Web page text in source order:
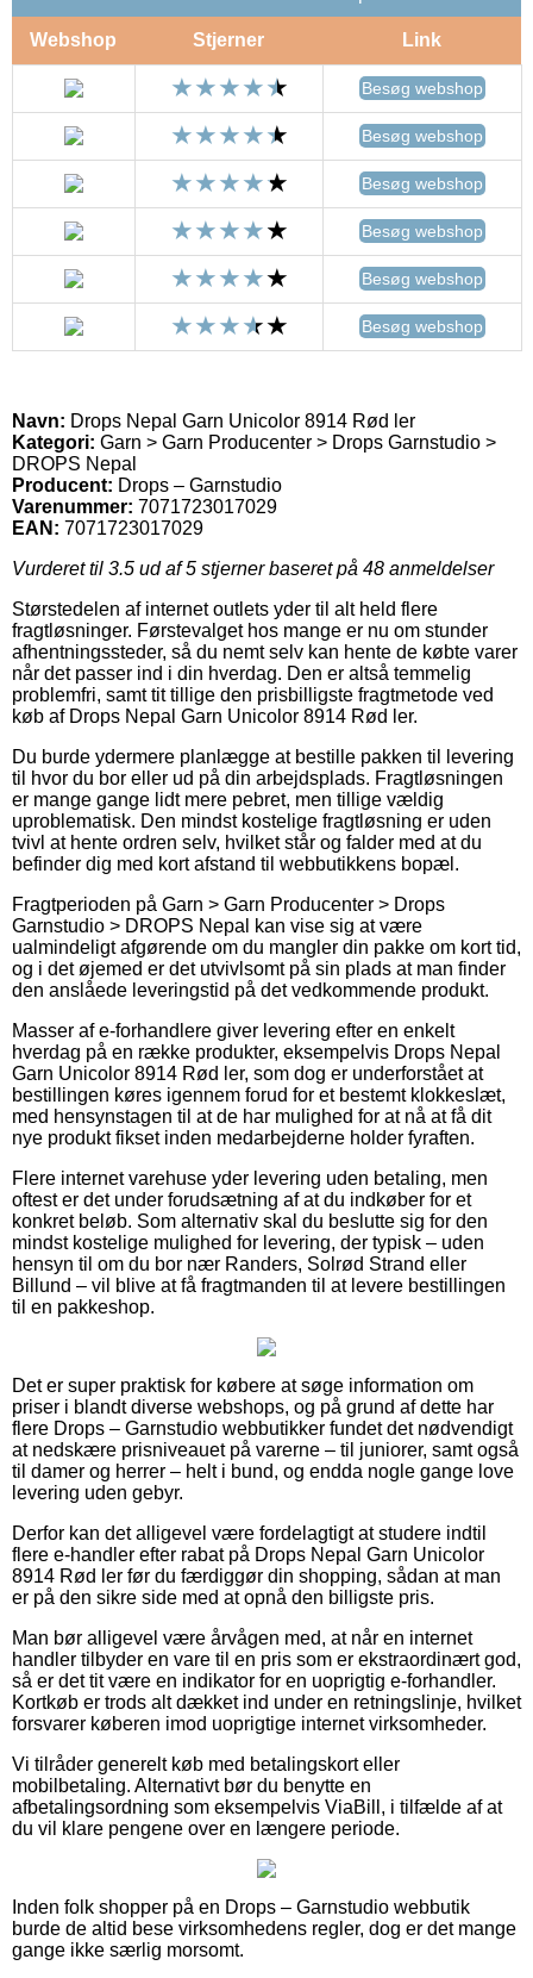
Webshop Stjerner Link
Besøg webshop
Besøg webshop
Besøg webshop
Besøg webshop
Besøg webshop
Besøg webshop
Navn: Drops Nepal Garn Unicolor 8914 Rød ler
Kategori: Garn > Garn Producenter > Drops Garnstudio >
DROPS Nepal
Producent: Drops – Garnstudio
Varenummer: 7071723017029
EAN: 7071723017029
Vurderet til 3.5 ud af 5 stjerner baseret på 48 anmeldelser
Størstedelen af internet outlets yder til alt held flere
fragtløsninger. Førstevalget hos mange er nu om stunder
afhentningssteder, så du nemt selv kan hente de købte varer
når det passer ind i din hverdag. Den er altså temmelig
problemfri, samt tit tillige den prisbilligste fragtmetode ved
køb af Drops Nepal Garn Unicolor 8914 Rød ler.
Du burde ydermere planlægge at bestille pakken til levering
til hvor du bor eller ud på din arbejdsplads. Fragtløsningen
er mange gange lidt mere pebret, men tillige vældig
uproblematisk. Den mindst kostelige fragtløsning er uden
tvivl at hente ordren selv, hvilket står og falder med at du
befinder dig med kort afstand til webbutikkens bopæl.
Fragtperioden på Garn > Garn Producenter > Drops
Garnstudio > DROPS Nepal kan vise sig at være
ualmindeligt afgørende om du mangler din pakke om kort tid,
og i det øjemed er det utvivlsomt på sin plads at man finder
den anslåede leveringstid på det vedkommende produkt.
Masser af e-forhandlere giver levering efter en enkelt
hverdag på en række produkter, eksempelvis Drops Nepal
Garn Unicolor 8914 Rød ler, som dog er underforstået at
bestillingen køres igennem forud for et bestemt klokkeslæt,
med hensynstagen til at de har mulighed for at nå at få dit
nye produkt fikset inden medarbejderne holder fyraften.
Flere internet varehuse yder levering uden betaling, men
oftest er det under forudsætning af at du indkøber for et
konkret beløb. Som alternativ skal du beslutte sig for den
mindst kostelige mulighed for levering, der typisk – uden
hensyn til om du bor nær Randers, Solrød Strand eller
Billund – vil blive at få fragtmanden til at levere bestillingen
til en pakkeshop.
Det er super praktisk for købere at søge information om
priser i blandt diverse webshops, og på grund af dette har
flere Drops – Garnstudio webbutikker fundet det nødvendigt
at nedskære prisniveauet på varerne – til juniorer, samt også
til damer og herrer – helt i bund, og endda nogle gange love
levering uden gebyr.
Derfor kan det alligevel være fordelagtigt at studere indtil
flere e-handler efter rabat på Drops Nepal Garn Unicolor
8914 Rød ler før du færdiggør din shopping, sådan at man
er på den sikre side med at opnå den billigste pris.
Man bør alligevel være årvågen med, at når en internet
handler tilbyder en vare til en pris som er ekstraordinært god,
så er det tit være en indikator for en uoprigtig e-forhandler.
Kortkøb er trods alt dækket ind under en retningslinje, hvilket
forsvarer køberen imod uoprigtige internet virksomheder.
Vi tilråder generelt køb med betalingskort eller
mobilbetaling. Alternativt bør du benytte en
afbetalingsordning som eksempelvis ViaBill, i tilfælde af at
du vil klare pengene over en længere periode.
Inden folk shopper på en Drops – Garnstudio webbutik
burde de altid bese virksomhedens regler, dog er det mange
gange ikke særlig morsomt.